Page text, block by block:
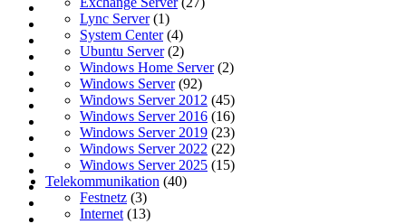
Lync Server(1)
System Center(4)
Ubuntu Server(2)
Windows Home Server(2)
Windows Server(92)
Windows Server 2012 (45)
Windows Server 2016 (16)
Windows Server 2019 (23)
Windows Server 2022 (22)
Windows Server 2025 (15)
Telekommunikation (40)
Festnetz (3)
Internet (13)